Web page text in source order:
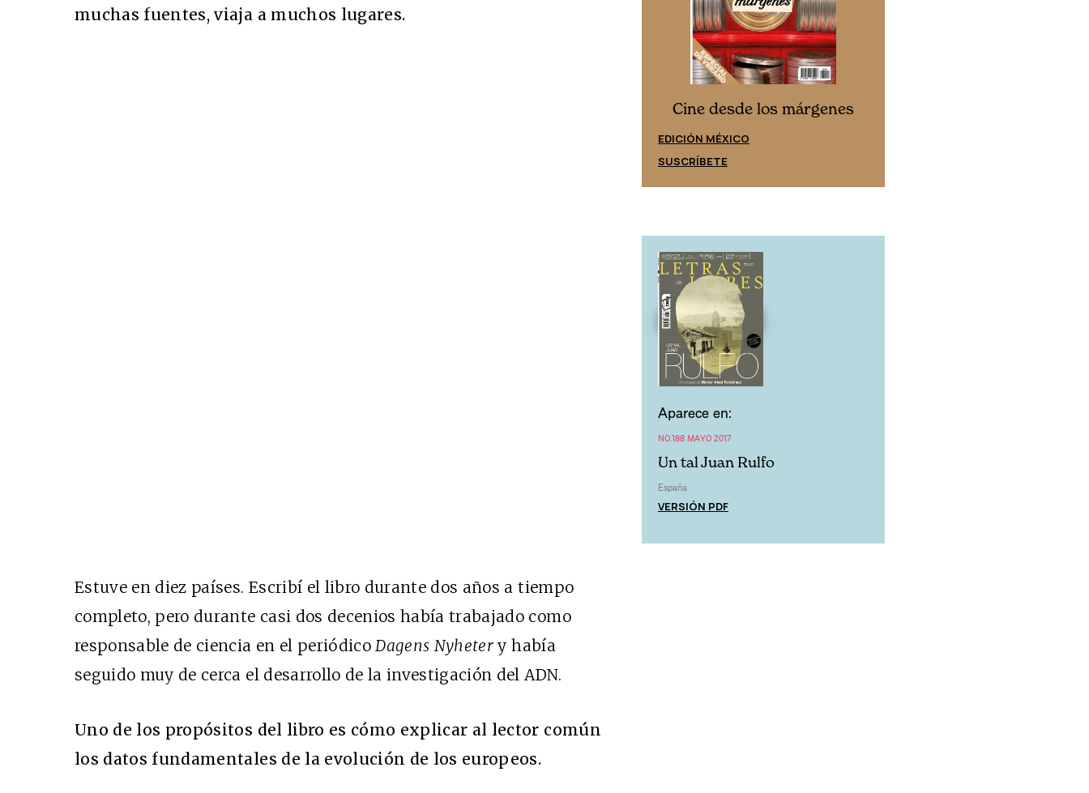
muchas fuentes, viaja a muchos lugares.
Estuve en diez países. Escribí el libro durante dos años a tiempo
completo, pero durante casi dos decenios había trabajado como
responsable de ciencia en el periódico Dagens Nyheter y había
seguido muy de cerca el desarrollo de la investigación del ADN.
Uno de los propósitos del libro es cómo explicar al lector común
los datos fundamentales de la evolución de los europeos.
Cine desde los márgenes
EDICIÓN MÉXICO
SUSCRÍBETE
Aparece en:
NO.188 MAYO 2017
Un tal Juan Rulfo
España
VERSIÓN PDF